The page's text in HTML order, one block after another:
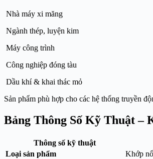
Nhà máy xi măng
Ngành thép, luyện kim
Máy công trình
Công nghiệp đóng tàu
Dầu khí & khai thác mỏ
Sản phẩm phù hợp cho các hệ thống truyền
Bảng Thông Số Kỹ Thuật
Thông số kỹ thuật
Loại sản phẩm
Khớp